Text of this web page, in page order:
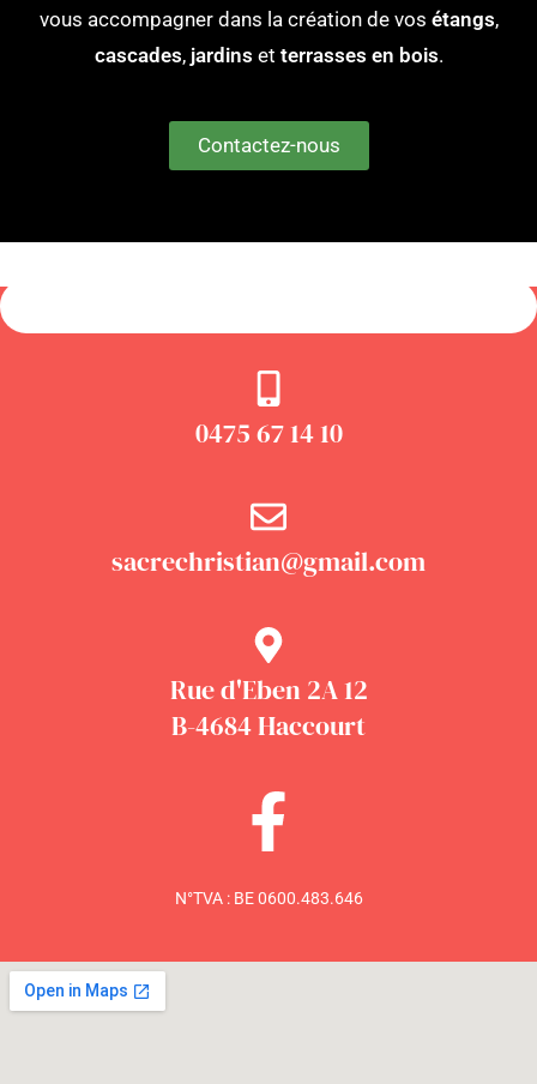
vous accompagner dans la création de vos étangs,
cascades, jardins et terrasses en bois.
Contactez-nous
0475 67 14 10
sacrechristian@gmail.com
Rue d'Eben 2A 12
B-4684 Haccourt
N°TVA : BE 0600.483.646